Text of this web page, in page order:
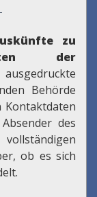
zu
der
Behörde
des
ob es sich